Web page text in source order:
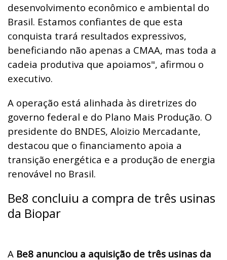
desenvolvimento econômico e ambiental do
Brasil. Estamos confiantes de que esta
conquista trará resultados expressivos,
beneficiando não apenas a CMAA, mas toda a
cadeia produtiva que apoiamos", afirmou o
executivo.
A operação está alinhada às diretrizes do
governo federal e do Plano Mais Produção. O
presidente do BNDES, Aloizio Mercadante,
destacou que o financiamento apoia a
transição energética e a produção de energia
renovável no Brasil.
Be8 concluiu a compra de três usinas
da Biopar
A Be8 anunciou a aquisição de três usinas da